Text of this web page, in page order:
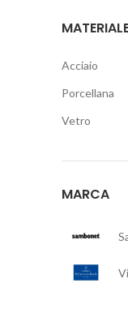
Acciaio
Porcellana
Vetro
MARCA